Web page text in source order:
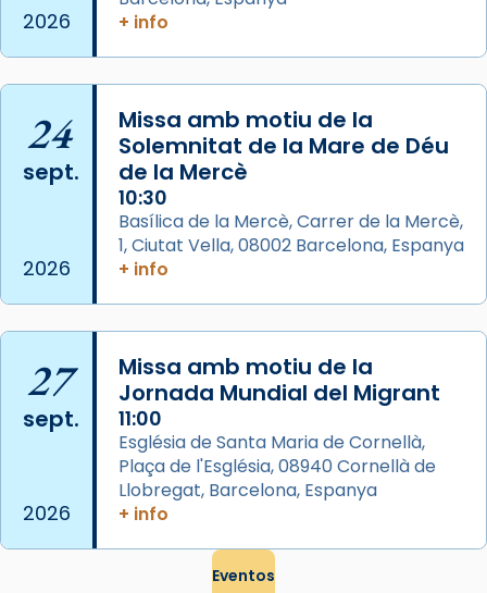
View on Facebook ·
Arquebisbat de Barcelona
Memòria de les santes Juliana i
Semproniana, verges i màrtirs.
Acompanyant la història de sant Cugat, a
partir de l’Edat Mitjana sorgeix la tradició
que les santes Juliana (“relatiu a Júlia”) i
que les santes són filles de l’antiga Iluro.
Mataró en reivindicarà les relíq
...Ver más
View on Facebook · Share
2026
+ info
24
sept.
2026
Missa amb motiu de la
Solemnitat de la Mare de Déu
de la Mercè
10:30
Basílica de la Mercè, Carrer de la Mercè,
1, Ciutat Vella, 08002 Barcelona, Espanya
+ info
27
sept.
2026
Missa amb motiu de la
Jornada Mundial del Migrant
11:00
Església de Santa Maria de Cornellà,
Plaça de l'Església, 08940 Cornellà de
Llobregat, Barcelona, Espanya
+ info
Eventos